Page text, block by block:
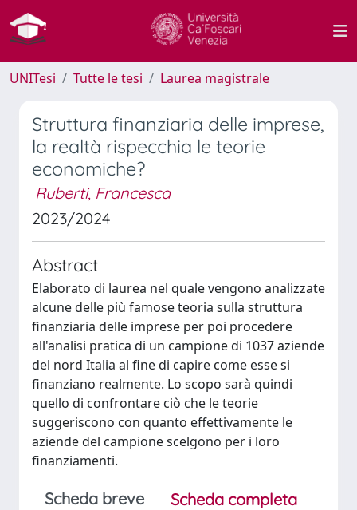
UNITesi Tutte le tesi Laurea magistrale
Struttura finanziaria delle imprese,
la realtà rispecchia le teorie
economiche?
Ruberti, Francesca
2023/2024
Abstract
Elaborato di laurea nel quale vengono analizzate
alcune delle più famose teoria sulla struttura
finanziaria delle imprese per poi procedere
all'analisi pratica di un campione di 1037 aziende
del nord Italia al fine di capire come esse si
finanziano realmente. Lo scopo sarà quindi
quello di confrontare ciò che le teorie
suggeriscono con quanto effettivamente le
aziende del campione scelgono per i loro
finanziamenti.
Scheda breve
Scheda completa